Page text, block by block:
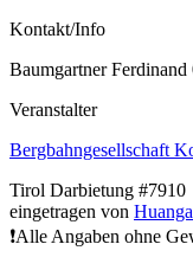
Kontakt/Info
Baumgartner
Veranstalter
Bergbahngesellschaft
Tirol Darbietung #7910
eingetragen von
❗Alle Angaben ohne